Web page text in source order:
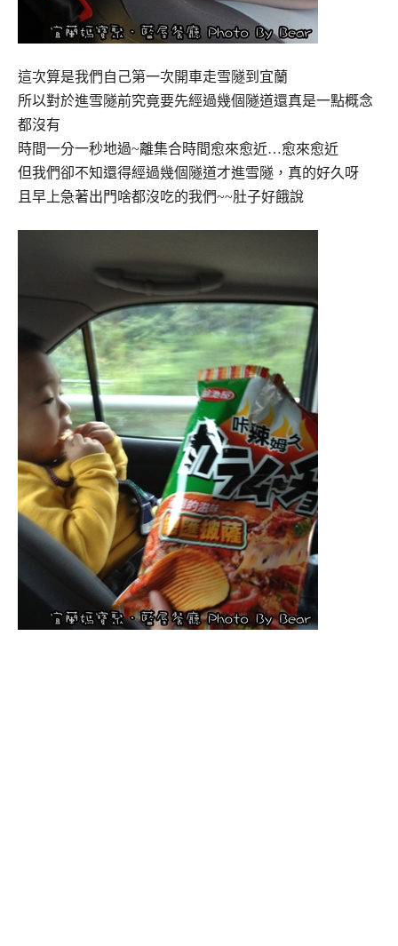
這次算是我們自己第一次開車走雪隧到宜蘭
所以對於進雪隧前究竟要先經過幾個隧道還真是一點概念
都沒有
時間一分一秒地過~離集合時間愈來愈近…愈來愈近
但我們卻不知還得經過幾個隧道才進雪隧，真的好久呀
且早上急著出門啥都沒吃的我們~~肚子好餓說